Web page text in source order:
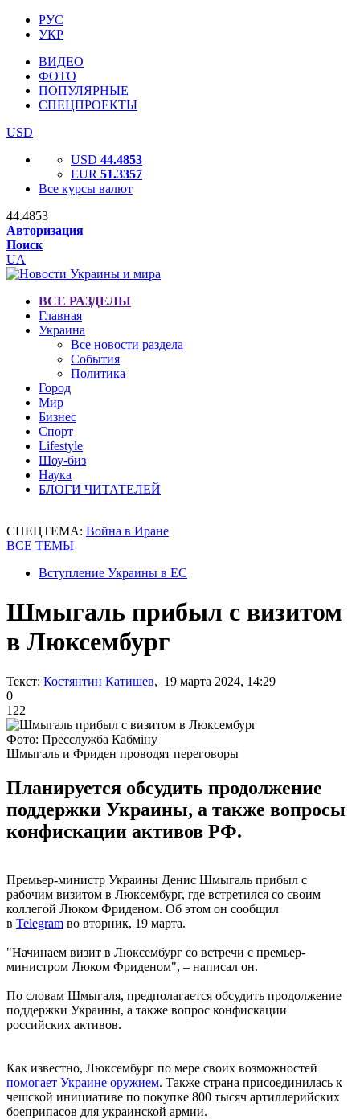
РУС
УКР
ВИДЕО
ФОТО
ПОПУЛЯРНЫЕ
СПЕЦПРОЕКТЫ
USD
USD 44.4853
EUR 51.3357
Все курсы валют
44.4853
Авторизация
Поиск
UA
ВСЕ РАЗДЕЛЫ
Главная
Украина
Все новости раздела
События
Политика
Город
Мир
Бизнес
Спорт
Lifestyle
Шоу-биз
Наука
БЛОГИ ЧИТАТЕЛЕЙ
СПЕЦТЕМА: Война в Иране
ВСЕ ТЕМЫ
Вступление Украины в ЕС
Шмыгаль прибыл с визитом
в Люксембург
Текст: Костянтин Катишев, 19 марта 2024, 14:29
0
122
Фото: Пресслужба Кабміну
Шмыгаль и Фриден проводят переговоры
Планируется обсудить продолжение
поддержки Украины, а также вопросы
конфискации активов РФ.
Премьер-министр Украины Денис Шмыгаль прибыл с
рабочим визитом в Люксембург, где встретился со своим
коллегой Люком Фриденом. Об этом он сообщил
в Telegram во вторник, 19 марта.
"Начинаем визит в Люксембург со встречи с премьер-
министром Люком Фриденом", – написал он.
По словам Шмыгаля, предполагается обсудить продолжение
поддержки Украины, а также вопрос конфискации
российских активов.
Как известно, Люксембург по мере своих возможностей
помогает Украине оружием. Также страна присоединилась к
чешской инициативе по покупке 800 тысяч артиллерийских
боеприпасов для украинской армии.